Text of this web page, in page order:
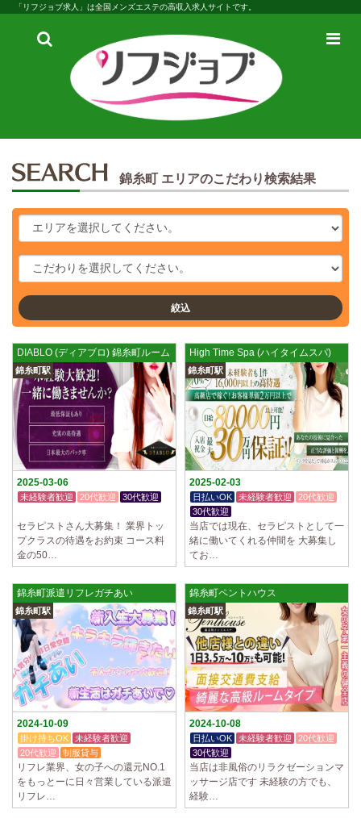
「リフジョブ求人」は全国メンズエステの高収入求人サイトです。
検
メ
錦糸町 エリアのこだわり検索結果
絞込
DIABLO (ディアブロ) 錦糸町ルーム
錦糸町駅
2025-03-06
未経験者歓迎 20代歓迎
30代歓迎
セラピストさん大募集！ 業界トッ
プクラスの待遇をお約束 コース料
金の50…
High Time Spa (ハイタイムスパ)
錦糸町駅
2025-02-03
日払いOK 未経験者歓迎
20代歓迎
30代歓迎
当店では現在、セラピストとして一
緒に働いてくれる仲間を 大募集し
てお…
錦糸町派遣リフレガチあい
錦糸町駅
2024-10-09
掛け持ちOK
未経験者歓迎
20代歓迎
制服貸与
リフレ業界、女の子への還元NO.1
をもっとーに日々営業している派遣
リフレ…
錦糸町ペントハウス
錦糸町駅
2024-10-08
日払いOK 未経験者歓迎
20代歓迎
30代歓迎
当店は非風俗のリラクゼーションマ
ッサージ店です 未経験の方でも、
経験…